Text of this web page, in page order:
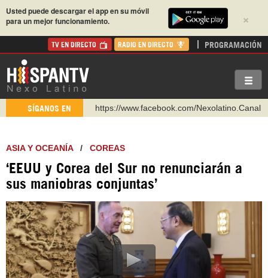
×
Usted puede descargar el app en su móvil
para un mejor funcionamiento.
TV EN DIRECTO RADIO EN DIRECTO PROGRAMACIÓN
SÍGANOS EN https://www.facebook.com/Nexolatino.Canal
https://www.youtube.com/@nexo_latino
https://t.me/hispantvcanal
https://urmedium.com/c/hispantv
WhatsApp y Viber: +98 921 79 29 404
ASIA Y OCEANÍA/ COREAS
‘EEUU y Corea del Sur no renunciarán a
sus maniobras conjuntas’